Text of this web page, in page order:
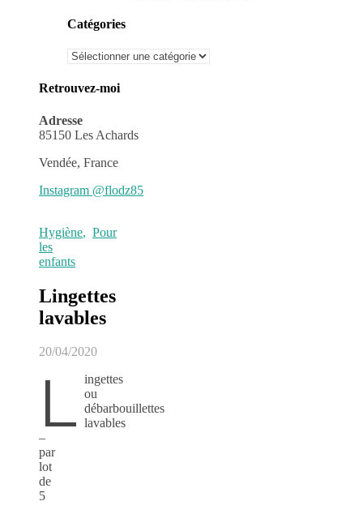
Catégories
Catégories
Retrouvez-moi
Adresse
85150 Les Achards
Vendée, France
Instagram @flodz85
Hygiène, Pour
les
enfants
Lingettes
lavables
20/04/2020
L ingettes
ou
débarbouillettes
lavables
–
par
lot
de
5